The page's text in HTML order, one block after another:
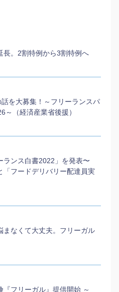
長。2割特例から3割特例へ
を大募集！～フリーランスパ
～（経済産業省後援）
ランス白書2022」を発表〜
「フードデリバリー配達員実
まなくて大丈夫。フリーガル
フリーガル』提供開始 ～